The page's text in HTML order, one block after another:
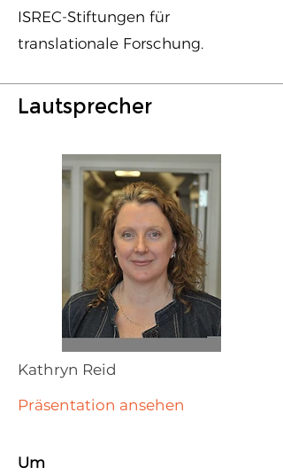
ISREC-Stiftungen für
translationale Forschung.
Lautsprecher
Kathryn Reid
Präsentation ansehen
Um